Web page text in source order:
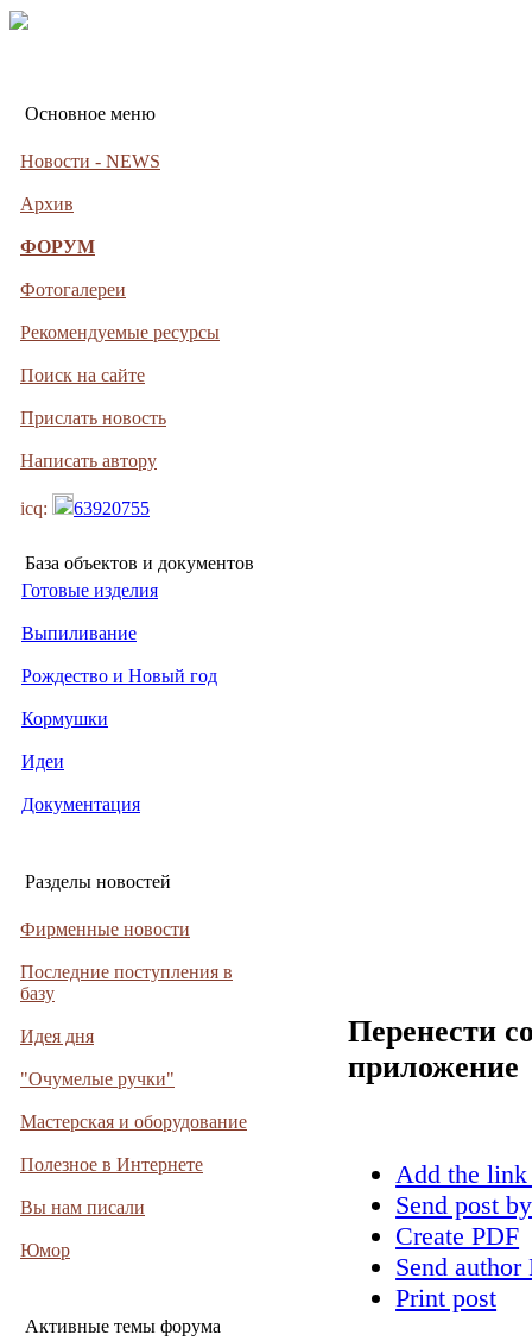
Основное меню
Новости - NEWS
Архив
ФОРУМ
Фотогалереи
Рекомендуемые ресурсы
Поиск на сайте
Прислать новость
Написать автору
icq: 63920755
База объектов и документов
Готовые изделия
Выпиливание
Рождество и Новый год
Кормушки
Идеи
Документация
Разделы новостей
Фирменные новости
Последние поступления в
базу
Идея дня
"Очумелые ручки"
Мастерская и оборудование
Полезное в Интернете
Вы нам писали
Юмор
Активные темы форума
Перенести
приложение
Add the
Send post
Create PDF
Send
Print post